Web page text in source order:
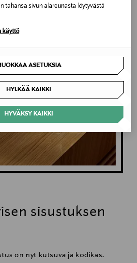
tahansa sivun alareunasta löytyvästä
käyttö
ASETUKSIA
HYLKÄÄ KAIKKI
HYVÄKSY KAIKKI
sisustuksen
on nyt kutsuva ja kodikas.